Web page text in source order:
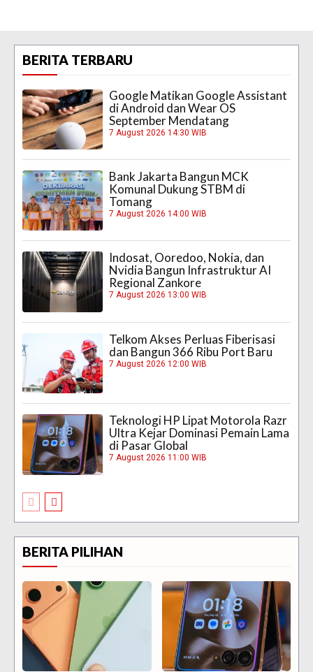
BERITA TERBARU
Google Matikan Google Assistant
di Android dan Wear OS
September Mendatang
7 August 2026 14:30 WIB
Bank Jakarta Bangun MCK
Komunal Dukung STBM di
Tomang
7 August 2026 14:00 WIB
Indosat, Ooredoo, Nokia, dan
Nvidia Bangun Infrastruktur AI
Regional Zankore
7 August 2026 13:00 WIB
Telkom Akses Perluas Fiberisasi
dan Bangun 366 Ribu Port Baru
7 August 2026 12:00 WIB
Teknologi HP Lipat Motorola Razr
Ultra Kejar Dominasi Pemain Lama
di Pasar Global
7 August 2026 11:00 WIB
BERITA PILIHAN